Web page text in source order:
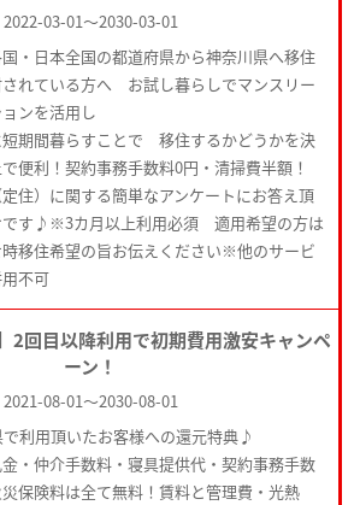
2022-03-01～2030-03-01
・日本全国の都道府県から神奈川県へ移住
されている方へ お試し暮らしでマンスリー
ンを活用し
期間暮らすことで 移住するかどうかを決
便利！契約事務手数料0円・清掃費半額！
住）に関する簡単なアンケートにお答え頂
です♪※3カ月以上利用必須 適用希望の方は
移住希望の旨お伝えください※他のサービ
不可
2回目以降利用で初期費用激安キャンペ
ーン！
2021-08-01～2030-08-01
で利用頂いたお客様への還元特典♪
・仲介手数料・寝具提供代・契約事務手数
保険料は全て無料！賃料と管理費・光熱